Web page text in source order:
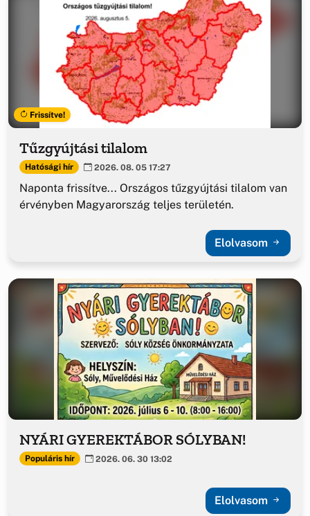
Frissítve!
Tűzgyújtási tilalom
Hatósági hír 2026. 08. 05 17:27
Naponta frissítve... Országos tűzgyújtási tilalom van
érvényben Magyarország teljes területén.
Elolvasom
NYÁRI GYEREKTÁBOR SÓLYBAN!
Populáris hír 2026. 06. 30 13:02
Elolvasom